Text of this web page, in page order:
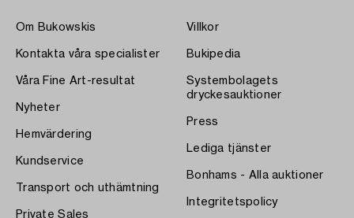
Om Bukowskis
Kontakta våra specialister
Våra Fine Art-resultat
Nyheter
Hemvärdering
Kundservice
Transport och uthämtning
Private Sales
Villkor
Bukipedia
Systembolagets
dryckesauktioner
Press
Lediga tjänster
Bonhams - Alla auktioner
Integritetspolicy